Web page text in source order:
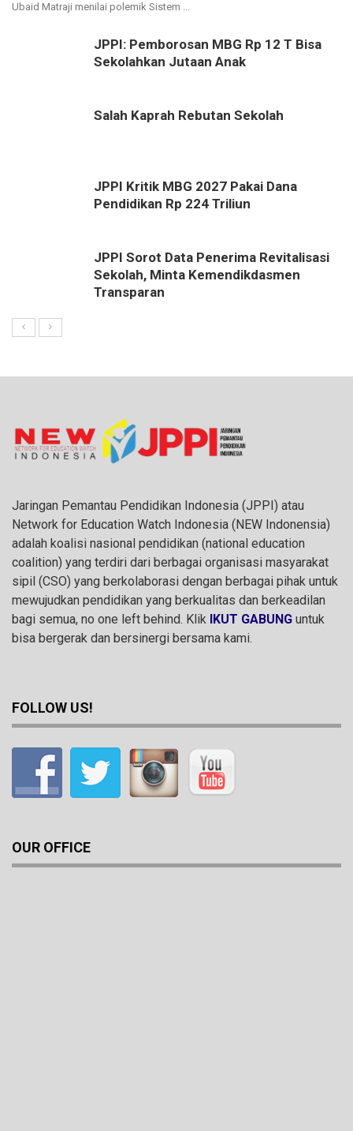
Ubaid Matraji menilai polemik Sistem ...
JPPI: Pemborosan MBG Rp 12 T Bisa
Sekolahkan Jutaan Anak
Salah Kaprah Rebutan Sekolah
JPPI Kritik MBG 2027 Pakai Dana
Pendidikan Rp 224 Triliun
JPPI Sorot Data Penerima Revitalisasi
Sekolah, Minta Kemendikdasmen
Transparan
Jaringan Pemantau Pendidikan Indonesia (JPPI) atau
Network for Education Watch Indonesia (NEW Indonensia)
adalah koalisi nasional pendidikan (national education
coalition) yang terdiri dari berbagai organisasi masyarakat
sipil (CSO) yang berkolaborasi dengan berbagai pihak untuk
mewujudkan pendidikan yang berkualitas dan berkeadilan
bagi semua, no one left behind. Klik IKUT GABUNG untuk
bisa bergerak dan bersinergi bersama kami.
FOLLOW US!
OUR OFFICE